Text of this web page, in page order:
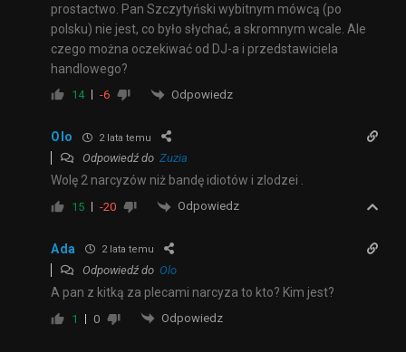
prostactwo. Pan Szczytyński wybitnym mówcą (po
polsku) nie jest, co było słychać, a skromnym wcale. Ale
czego można oczekiwać od DJ-a i przedstawiciela
handlowego?
14 -6 Odpowiedz
Olo 2 lata temu
Odpowiedź do Zuzia
Wolę 2 narcyzów niż bandę idiotów i zlodzei .
15 -20 Odpowiedz
Ada 2 lata temu
Odpowiedź do Olo
A pan z kitką za plecami narcyza to kto? Kim jest?
1 0 Odpowiedz